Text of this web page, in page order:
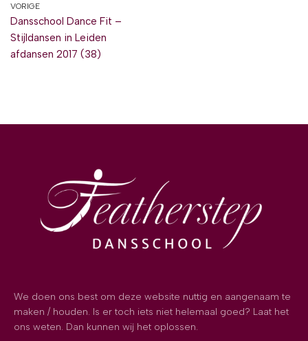
VORIGE
Dansschool Dance Fit –
Stijldansen in Leiden
afdansen 2017 (38)
We doen ons best om deze website nuttig en aangenaam te
maken / houden. Is er toch iets niet helemaal goed? Laat het
ons weten. Dan kunnen wij het oplossen.